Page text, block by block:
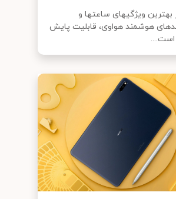
یکی از بهترین ویژگی‎های ساعت‎ها و
هوشمند هواوی، قابلیت پایش